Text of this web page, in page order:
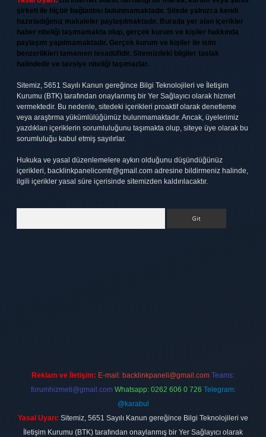
şirketi ile hiçbir bağlantısı bulunmamaktadır. Sitede yalnızca kendi
hazırladığımız makaleler paylaşılmaktadır. Burada yer alan içerikler
haber niteliği taşımamakta olup, gerçek kurum ve kişiler hakkında
paylaşım yapılmamaktadır. Gerçek kurum ve kişiler ile isim
benzerlikleri tamamen tesadüfidir. Sitemizdeki bilgiler taslak
halindedir ve tavsiye niteliği taşımazlar.
Sitemiz, 5651 Sayılı Kanun gereğince Bilgi Teknolojileri ve İletişim
Kurumu (BTK) tarafından onaylanmış bir Yer Sağlayıcı olarak hizmet
vermektedir. Bu nedenle, sitedeki içerikleri proaktif olarak denetleme
veya araştırma yükümlülüğümüz bulunmamaktadır. Ancak, üyelerimiz
yazdıkları içeriklerin sorumluluğunu taşımakta olup, siteye üye olarak bu
sorumluluğu kabul etmiş sayılırlar.
Hukuka ve yasal düzenlemelere aykırı olduğunu düşündüğünüz
içerikleri, backlinkpanelicomtr@gmail.com adresine bildirmeniz halinde,
ilgili içerikler yasal süre içerisinde sitemizden kaldırılacaktır.
Reklam ve İletişim: E-mail: backlinkpaneli@gmail.com Teams:
forumhizmeti@gmail.com Whatsapp: 0262 606 0 726 Telegram:
@karabul
Yasal Uyarı: Sitemiz, 5651 Sayılı Kanun gereğince Bilgi Teknolojileri ve
İletişim Kurumu (BTK) tarafından onaylanmış bir Yer Sağlayıcı olarak